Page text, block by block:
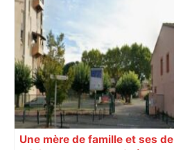
Une mère de famille et ses